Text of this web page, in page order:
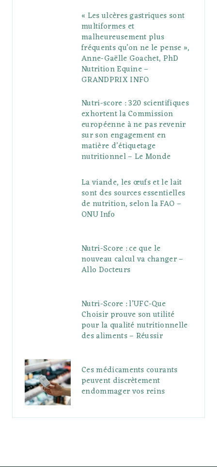
« Les ulcères gastriques sont
multiformes et
malheureusement plus
fréquents qu’on ne le pense »,
Anne-Gaëlle Goachet, PhD
Nutrition Equine –
GRANDPRIX INFO
Nutri-score : 320 scientifiques
exhortent la Commission
européenne à ne pas revenir
sur son engagement en
matière d’étiquetage
nutritionnel – Le Monde
La viande, les œufs et le lait
sont des sources essentielles
de nutrition, selon la FAO –
ONU Info
Nutri-Score : ce que le
nouveau calcul va changer –
Allo Docteurs
Nutri-Score : l’UFC-Que
Choisir prouve son utilité
pour la qualité nutritionnelle
des aliments – Réussir
Ces médicaments courants
peuvent discrètement
endommager vos reins